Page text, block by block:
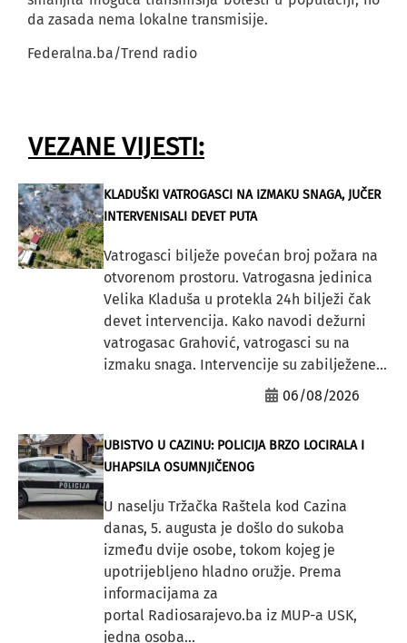
da zasada nema lokalne transmisije.
Federalna.ba/Trend radio
VEZANE VIJESTI:
KLADUŠKI VATROGASCI NA IZMAKU SNAGA, JUČER
INTERVENISALI DEVET PUTA
Vatrogasci bilježe povećan broj požara na
otvorenom prostoru. Vatrogasna jedinica
Velika Kladuša u protekla 24h bilježi čak
devet intervencija. Kako navodi dežurni
vatrogasac Grahović, vatrogasci su na
izmaku snaga. Intervencije su zabilježene...
06/08/2026
UBISTVO U CAZINU: POLICIJA BRZO LOCIRALA I
UHAPSILA OSUMNJIČENOG
U naselju Tržačka Raštela kod Cazina
danas, 5. augusta je došlo do sukoba
između dvije osobe, tokom kojeg je
upotrijebljeno hladno oružje. Prema
informacijama za
portal Radiosarajevo.ba iz MUP-a USK,
jedna osoba...